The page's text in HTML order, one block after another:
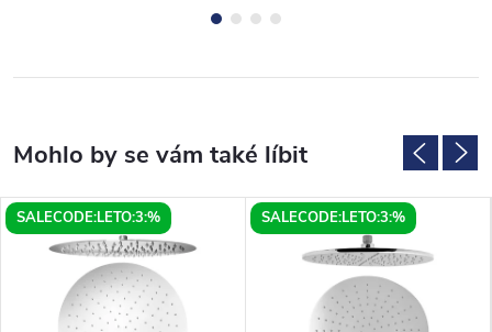
SALECODE:LETO:3:% SALECODE:LETO:3:%